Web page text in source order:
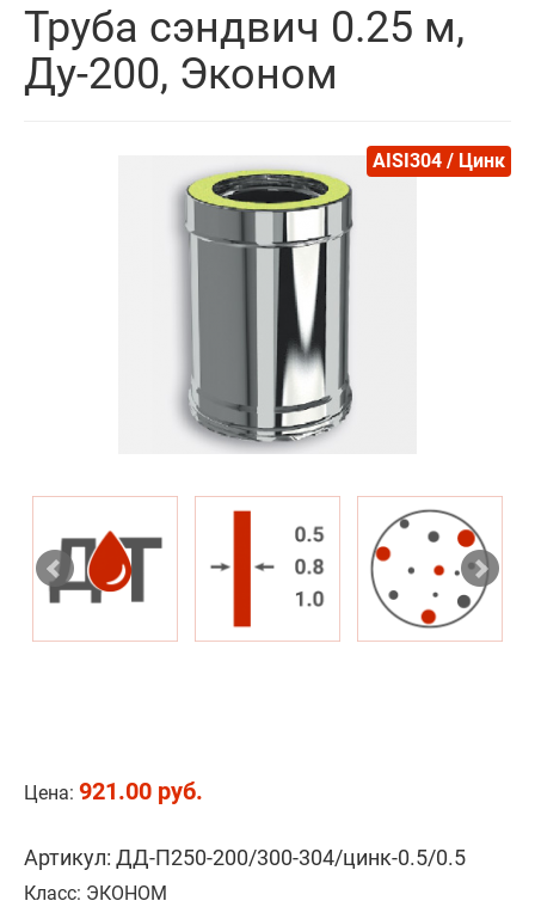
Труба сэндвич 0.25 м,
Ду-200, Эконом
AISI304 / Цинк
Цена: 921.00 руб.
Артикул: ДД-П250-200/300-304/цинк-0.5/0.5
Класс: ЭКОНОМ